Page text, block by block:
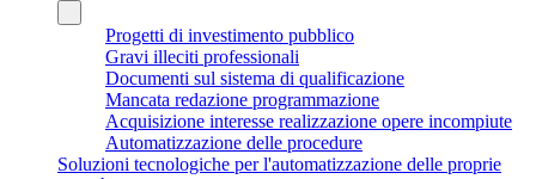
Progetti di investimento pubblico
Gravi illeciti professionali
Documenti sul sistema di qualificazione
Mancata redazione programmazione
Acquisizione interesse realizzazione opere incompiute
Automatizzazione delle procedure
Soluzioni tecnologiche per l'automatizzazione delle proprie